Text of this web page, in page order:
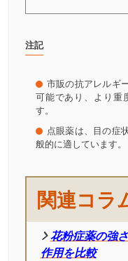
注記
市販の抗アレルギ
可能であり、より重
す。
点眼薬は、目の症
般的に適しています。
関連コラ
花粉症薬の強
作用を比較